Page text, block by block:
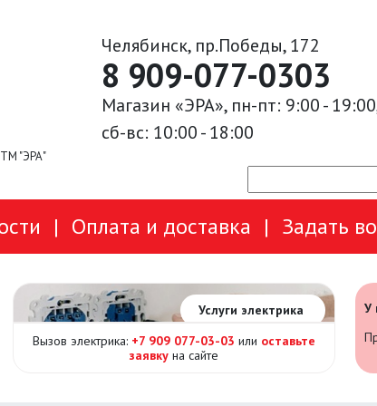
"ЭРА"
Челябинск, пр.Победы, 172
8 909-077-0303
Магазин «ЭРА», пн-пт: 9:00 -
сб-вс: 10:00 - 18:00
| Оплата и доставка | Задать
Услуги электрика
Вызов электрика: +7 909 077-03-03 или оставьте
заявку на сайте
У